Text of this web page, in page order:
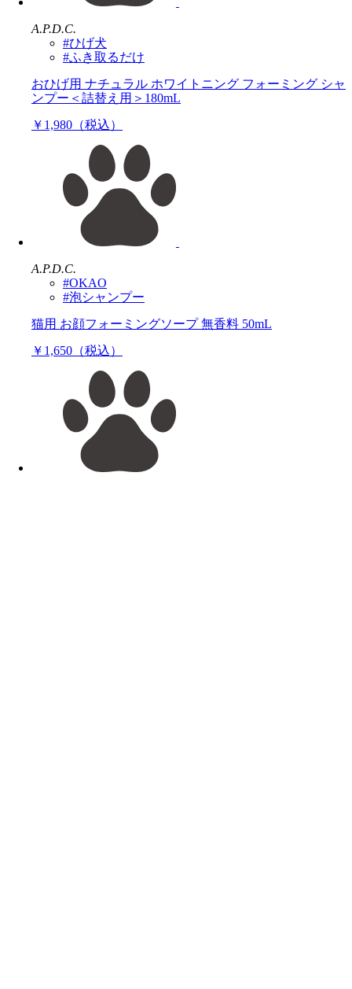
A.P.D.C.
#ひげ犬
#ふき取るだけ
おひげ用 ナチュラル ホワイトニング フォーミング シャ
ンプー＜詰替え用＞180mL
￥1,980（税込）
A.P.D.C.
#OKAO
#泡シャンプー
猫用 お顔フォーミングソープ 無香料 50mL
￥1,650（税込）